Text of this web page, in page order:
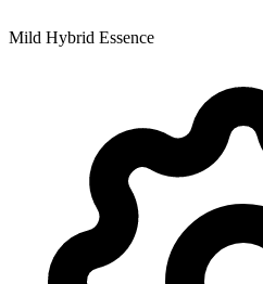
Mild Hybrid Essence